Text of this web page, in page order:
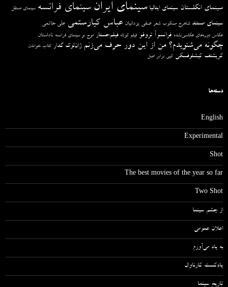
سینمای انگلستان سینمای ایتالیا سینمای ایران سینمای فرانسه سینمای مستقل
سینمای مستند شاهرخ مسکوب شعر صفی یزدانیان عباس کیارستمی علی حاتمی
عکاس دوره‌های عکاسی‌نشده فرانسوآ تروفو فیلم کوتاه فیلم‌جستار موج نو سینمای فرانسه ناداستان
چگونه می‌شنویدم؟ من از این دور حرف می‌زنم ژان‌لوک گدار کتاب خواندن
کریشتف کیشلوفسکی کپی برابر اصل
دسته‌ها
English
Experimental
Shot
The best movies of the year so far
Two Shot
از چشم سینما
اعلان عمومی
به یاد می‌آورم
پادکست کارناوال
تاریخ سینما